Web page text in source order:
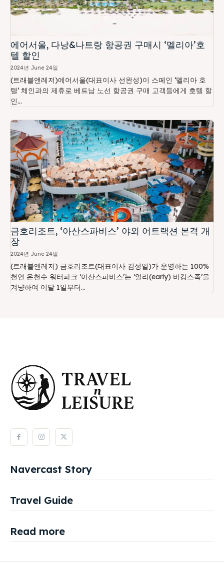
에어서울, 다낭&나트랑 항공권 구매시 ‘멜리아’호
텔 할인
2024년 June 24일
(트래블앤레저)에어서울(대표이사 선완성)이 스페인 ‘멜리아 호
텔’ 체인과의 제휴로 베트남 노선 항공권 구매 고객들에게 호텔 할
인...
금호리조트, ‘아산스파비스’ 야외 어트랙션 본격 개
장
2024년 June 24일
(트래블앤레저) 금호리조트(대표이사 김성일)가 운영하는 100%
천연 온천수 워터파크 ‘아산스파비스’는 ‘얼리(early) 바캉스족’을
겨냥하여 이달 1일부터...
Navercast Story
Travel Guide
Read more